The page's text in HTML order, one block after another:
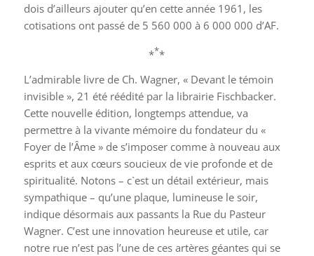
dois d’ailleurs ajouter qu’en cette année 1961, les
cotisations ont passé de 5 560 000 à 6 000 000 d’AF.
***
L’admirable livre de Ch. Wagner, « Devant le témoin
invisible », 21 été réédité par la librairie Fischbacker.
Cette nouvelle édition, longtemps attendue, va
permettre à la vivante mémoire du fondateur du «
Foyer de l’Âme » de s’imposer comme à nouveau aux
esprits et aux cœurs soucieux de vie profonde et de
spiritualité. Notons – c`est un détail extérieur, mais
sympathique – qu’une plaque, lumineuse le soir,
indique désormais aux passants la Rue du Pasteur
Wagner. C’est une innovation heureuse et utile, car
notre rue n’est pas l’une de ces artères géantes qui se